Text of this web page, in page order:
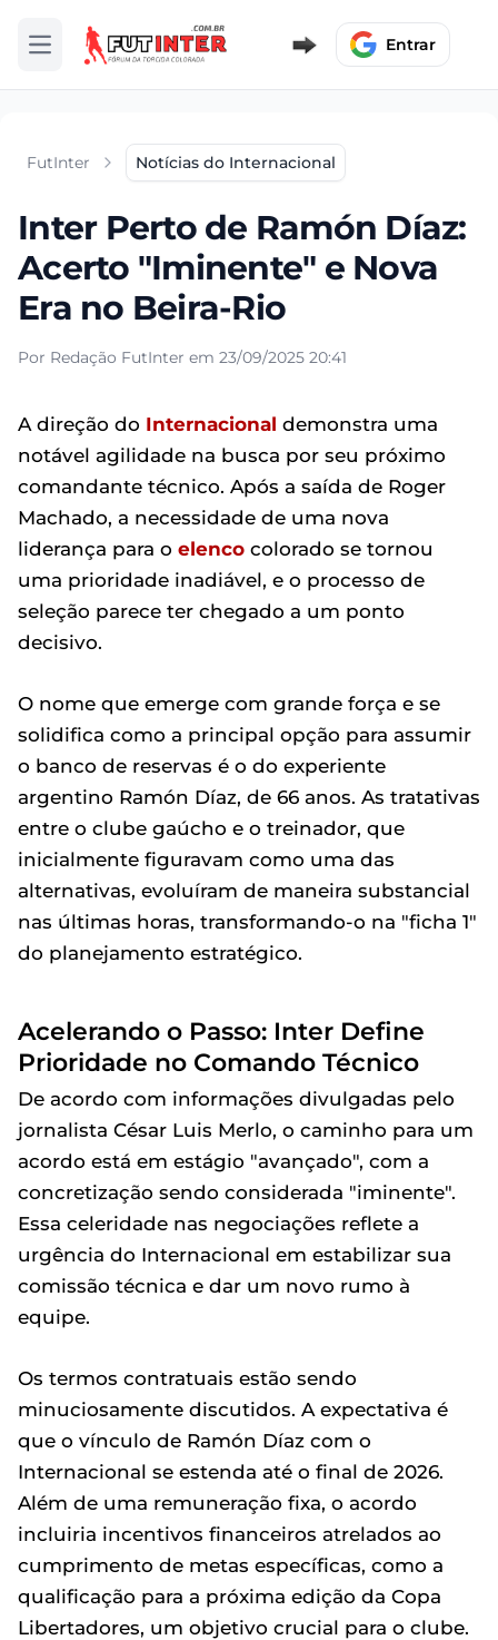
Abrir menu Entrar
FutInter Notícias do Internacional
Inter Perto de Ramón Díaz:
Acerto "Iminente" e Nova
Era no Beira-Rio
Por Redação FutInter em 23/09/2025 20:41
A direção do Internacional demonstra uma
notável agilidade na busca por seu próximo
comandante técnico. Após a saída de Roger
Machado, a necessidade de uma nova
liderança para o elenco colorado se tornou
uma prioridade inadiável, e o processo de
seleção parece ter chegado a um ponto
decisivo.
O nome que emerge com grande força e se
solidifica como a principal opção para assumir
o banco de reservas é o do experiente
argentino Ramón Díaz, de 66 anos. As tratativas
entre o clube gaúcho e o treinador, que
inicialmente figuravam como uma das
alternativas, evoluíram de maneira substancial
nas últimas horas, transformando-o na "ficha 1"
do planejamento estratégico.
Acelerando o Passo: Inter Define
Prioridade no Comando Técnico
De acordo com informações divulgadas pelo
jornalista César Luis Merlo, o caminho para um
acordo está em estágio "avançado", com a
concretização sendo considerada "iminente".
Essa celeridade nas negociações reflete a
urgência do Internacional em estabilizar sua
comissão técnica e dar um novo rumo à
equipe.
Os termos contratuais estão sendo
minuciosamente discutidos. A expectativa é
que o vínculo de Ramón Díaz com o
Internacional se estenda até o final de 2026.
Além de uma remuneração fixa, o acordo
incluiria incentivos financeiros atrelados ao
cumprimento de metas específicas, como a
qualificação para a próxima edição da Copa
Libertadores, um objetivo crucial para o clube.